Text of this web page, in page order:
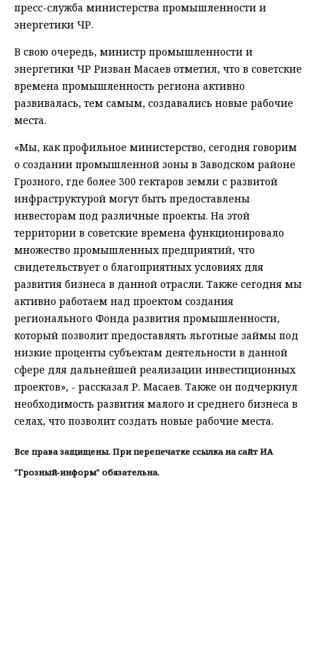
пресс-служба министерства промышленности и
энергетики ЧР.
В свою очередь, министр промышленности и
энергетики ЧР Ризван Масаев отметил, что в советские
времена промышленность региона активно
развивалась, тем самым, создавались новые рабочие
места.
«Мы, как профильное министерство, сегодня говорим
о создании промышленной зоны в Заводском районе
Грозного, где более 300 гектаров земли с развитой
инфраструктурой могут быть предоставлены
инвесторам под различные проекты. На этой
территории в советские времена функционировало
множество промышленных предприятий, что
свидетельствует о благоприятных условиях для
развития бизнеса в данной отрасли. Также сегодня мы
активно работаем над проектом создания
регионального Фонда развития промышленности,
который позволит предоставлять льготные займы под
низкие проценты субъектам деятельности в данной
сфере для дальнейшей реализации инвестиционных
проектов», - рассказал Р. Масаев. Также он подчеркнул
необходимость развития малого и среднего бизнеса в
селах, что позволит создать новые рабочие места.
Все права защищены. При перепечатке ссылка на сайт ИА
"Грозный-информ" обязательна.